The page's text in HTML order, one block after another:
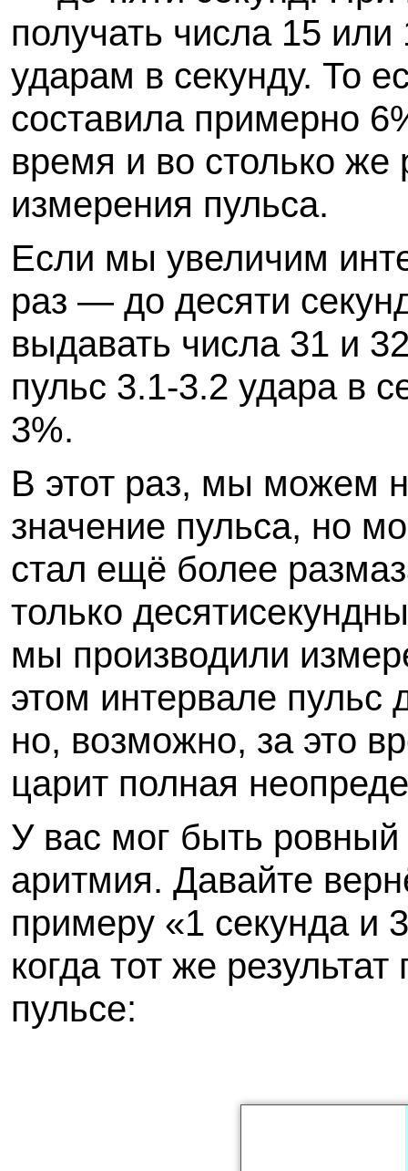
получать числа 15 или
ударам в секунду. То
составила примерно
время и во столько же
измерения пульса.
Если мы увеличим
раз — до десяти
выдавать числа 31 и
пульс 3.1-3.2 удара в
3%.
В этот раз, мы можем
значение пульса, но
стал ещё более
только
мы производили
этом интервале пульс
но, возможно, за это
царит полная
У вас мог быть
аритмия. Давайте
примеру «1 секунда и
когда тот же
пульсе: